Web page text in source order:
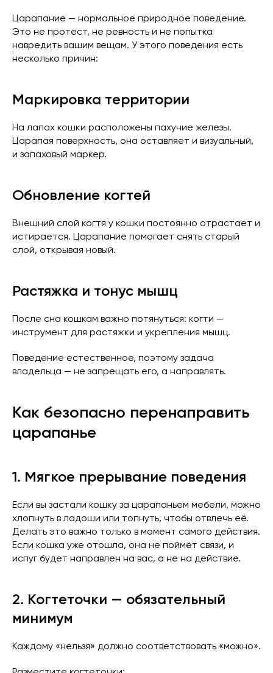
Царапание — нормальное природное поведение.
Это не протест, не ревность и не попытка
навредить вашим вещам. У этого поведения есть
несколько причин:
Маркировка территории
На лапах кошки расположены пахучие железы.
Царапая поверхность, она оставляет и визуальный,
и запаховый маркер.
Обновление когтей
Внешний слой когтя у кошки постоянно отрастает и
истирается. Царапание помогает снять старый
слой, открывая новый.
Растяжка и тонус мышц
После сна кошкам важно потянуться: когти —
инструмент для растяжки и укрепления мышц.
Поведение естественное, поэтому задача
владельца — не запрещать его, а направлять.
Как безопасно перенаправить
царапанье
1. Мягкое прерывание поведения
Если вы застали кошку за царапаньем мебели, можно
хлопнуть в ладоши или топнуть, чтобы отвлечь её.
Делать это важно только в момент самого действия.
Если кошка уже отошла, она не поймёт связи, и
испуг будет направлен на вас, а не на действие.
2. Когтеточки — обязательный
минимум
Каждому «нельзя» должно соответствовать «можно».